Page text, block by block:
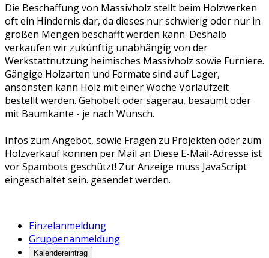
Die Beschaffung von Massivholz stellt beim Holzwerken
oft ein Hindernis dar, da dieses nur schwierig oder nur in
großen Mengen beschafft werden kann. Deshalb
verkaufen wir zukünftig unabhängig von der
Werkstattnutzung heimisches Massivholz sowie Furniere.
Gängige Holzarten und Formate sind auf Lager,
ansonsten kann Holz mit einer Woche Vorlaufzeit
bestellt werden. Gehobelt oder sägerau, besäumt oder
mit Baumkante - je nach Wunsch.
Infos zum Angebot, sowie Fragen zu Projekten oder zum
Holzverkauf können per Mail an Diese E-Mail-Adresse ist
vor Spambots geschützt! Zur Anzeige muss JavaScript
eingeschaltet sein. gesendet werden.
Einzelanmeldung
Gruppenanmeldung
Kalendereintrag